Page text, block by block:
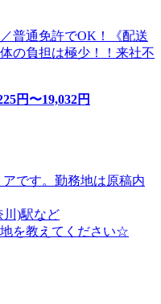
普通免許でOK！《配送
の負担は極少！！来社不
円〜19,032円
です。勤務地は原稿内
川)駅など
を教えてください☆